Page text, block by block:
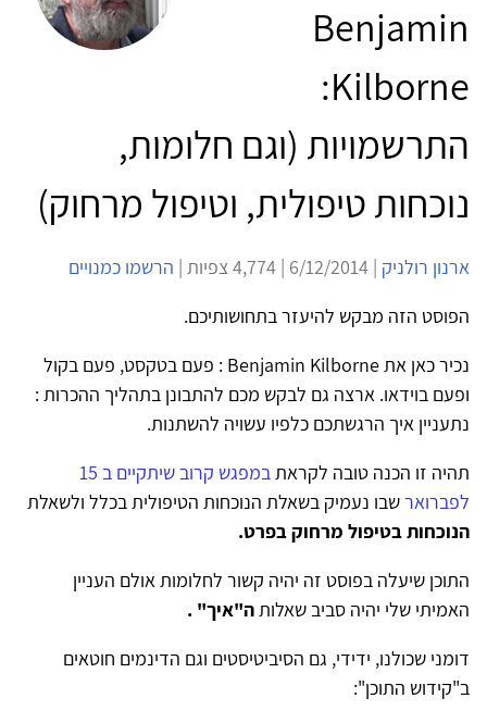
Benjamin
Kilborne:
התרשמויות (וגם חלומות,
נוכחות טיפולית, וטיפול מרחוק)
ארנון רולניק | 6/12/2014 | 4,774 צפיות |
הרשמו כמנויים
הפוסט הזה מבקש להיעזר בתחושותיכם.
נכיר כאן את Benjamin Kilborne : פעם בטקסט, פעם בקול
ופעם בוידאו. ארצה גם לבקש מכם להתבונן בתהליך ההכרות :
נתעניין איך הרגשתכם כלפיו עשויה להשתנות.
תהיה זו הכנה טובה לקראת
במפגש קרוב שיתקיים ב 15
לפברוארשבו נעמיק בשאלת הנוכחות הטיפולית בכלל ולשאלת
הנוכחות בטיפול מרחוק בפרט.
התוכן שיעלה בפוסט זה יהיה קשור לחלומות אולם העניין
האמיתי שלי יהיה סביב שאלותה"איך" .
דומני שכולנו, ידידי, גם הסיביטיסטים וגם הדינמים חוטאים
ב"קידוש התוכן":